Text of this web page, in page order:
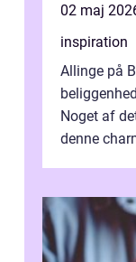
02 maj
inspiration
Allinge på
Noget af
denne